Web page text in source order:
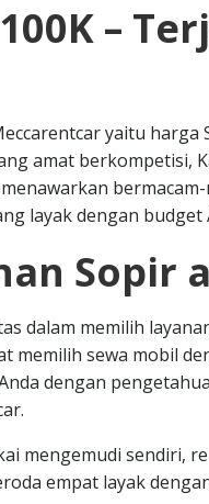
–
yaitu harga
amat
layak dengan budget
Sopir
dalam memilih
memilih sewa mobil
dengan
mengemudi sendiri,
empat layak